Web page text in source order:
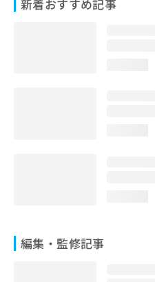
新着おすすめ記事
編集・監修記事
お